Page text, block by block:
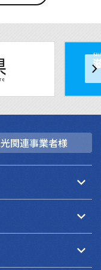
関連事業者様
keyboard_arrow_down
keyboard_arrow_down
keyboard_arrow_down